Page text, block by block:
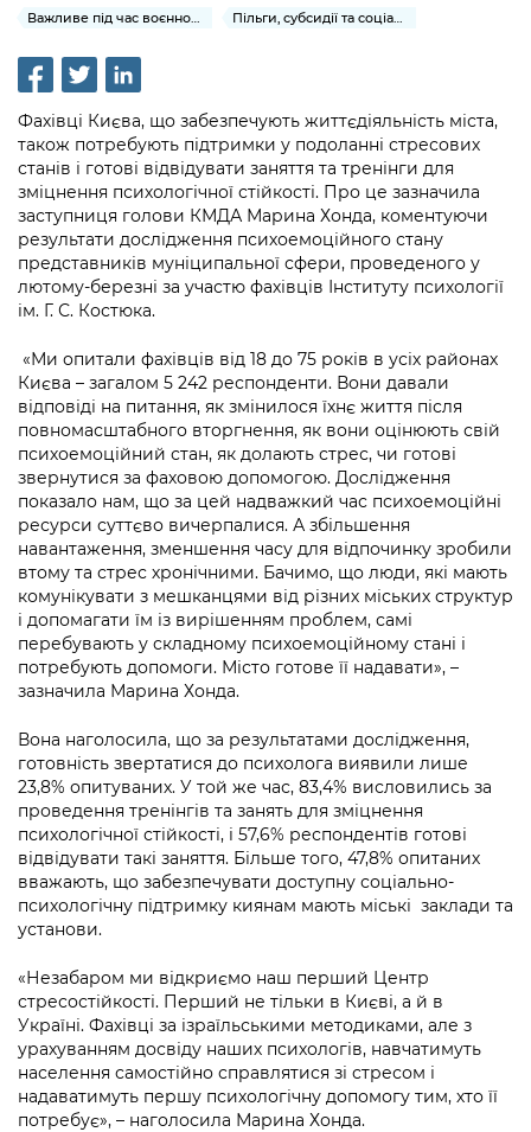
Рішення та розпорядження
Проєкти розпоряджень, що
перебувають на погодженні КМВА
Рішення Київради
Контактна інформація
Графік роботи та прийому громадян
Вакансії
Звернення громадян
Регуляторна діяльність
Промисловість і наука Києва
Підприємства, установи, організації
Kyiv International Relations
Річні звіти
Гендерна політика
Безбар'єрність
Київська міська військова адміністрація
Освіта та навчальні заклади
Дороги, транспорт та парковки
Навколишнє середовище міста
Містобудування та земельні ділянки
Культура, спорт, дозвілля
Бізнес та ліцензування
Фінанси та бюджет
Безпека та правопорядок
Ритуальні послуги
Іноземцям / For foreigners
Пам'ятки культурної спадщини
Портал Захисників та Захисниць
Безбар'єрність
Портал послуг
Важливе під час воєнного стану
Громадська експертиза
Громадський бюджет
Консультації з громадськістю
Громадська рада
Петиції
Відкритий бюджет
Контактний центр
Допомога учасникам АТО
Рада з питань внутрішньо переміщених
осіб при Київській міській військовій
адміністрації
«Ініціатива «Партнерство «Відкритий
Уряд» – місцевий рівень»
Важливе під час воєнного стану
Інформація з обмеженим доступом
Проекти нормативно-правових та
інших актів
Нормативна база
Питання і відповіді про публічну
інформацію
Порядок оскарження рішень, дій чи
бездіяльності розпорядників інформації
Звіти про опрацювання запитів на
публічну інформацію
Інформація для споживачів
Про відкриті дані
Портал даних Києва
Публічні дашборди
Медіагалерея
Підписатися на новини та анонси від
from the KCSA
Порядок акредитації медіа /
Accreditation process
Подати журналістський запит /
Submitting a media request
стану / Rules for media coverage of
hospitals at work under martial law
Контакти для медіа / Contacts for mass
media
Важливе під час воєнного стану
Пільги, субсидії та соціальний захист
Фахівці Києва, що забезпечують життєдіяльність міста,
також потребують підтримки у подоланні стресових
станів і готові відвідувати заняття та тренінги для
зміцнення психологічної стійкості. Про це зазначила
заступниця голови КМДА Марина Хонда, коментуючи
результати дослідження психоемоційного стану
представників муніципальної сфери, проведеного у
лютому-березні за участю фахівців Інституту психології
ім. Г. С. Костюка.
«Ми опитали фахівців від 18 до 75 років в усіх районах
Києва – загалом 5 242 респонденти. Вони давали
відповіді на питання, як змінилося їхнє життя після
повномасштабного вторгнення, як вони оцінюють свій
психоемоційний стан, як долають стрес, чи готові
звернутися за фаховою допомогою. Дослідження
показало нам, що за цей надважкий час психоемоційні
ресурси суттєво вичерпалися. А збільшення
навантаження, зменшення часу для відпочинку зробили
втому та стрес хронічними. Бачимо, що люди, які мають
комунікувати з мешканцями від різних міських структур
і допомагати їм із вирішенням проблем, самі
перебувають у складному психоемоційному стані і
потребують допомоги. Місто готове її надавати», –
зазначила Марина Хонда.
Вона наголосила, що за результатами дослідження,
готовність звертатися до психолога виявили лише
23,8% опитуваних. У той же час, 83,4% висловились за
проведення тренінгів та занять для зміцнення
психологічної стійкості, і 57,6% респондентів готові
відвідувати такі заняття. Більше того, 47,8% опитаних
вважають, що забезпечувати доступну соціально-
психологічну підтримку киянам мають міські заклади та
установи.
«Незабаром ми відкриємо наш перший Центр
стресостійкості. Перший не тільки в Києві, а й в
Україні. Фахівці за ізраїльськими методиками, але з
урахуванням досвіду наших психологів, навчатимуть
населення самостійно справлятися зі стресом і
надаватимуть першу психологічну допомогу тим, хто її
потребує», – наголосила Марина Хонда.